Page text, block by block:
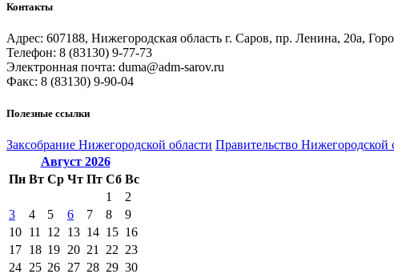
Контакты
Адрес: 607188, Нижегородская область г. Саров, пр. Ленина, 20а,
Телефон: 8 (83130) 9-77-73
Электронная почта: duma@adm-sarov.ru
Факс: 8 (83130) 9-90-04
Полезные ссылки
Закcобрание Нижегородской области Правительство Нижегородской
Август 2026
Пн Вт Ср Чт Пт Сб Вс
1
2
3
4 5 6 7 8
9
10 11 12 13 14 15 16
17 18 19 20 21 22 23
24 25 26 27 28 29 30